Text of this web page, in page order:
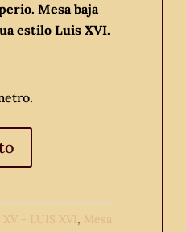
Mesa baja
estilo Luis XVI.
XV - LUIS XVI, Mesa